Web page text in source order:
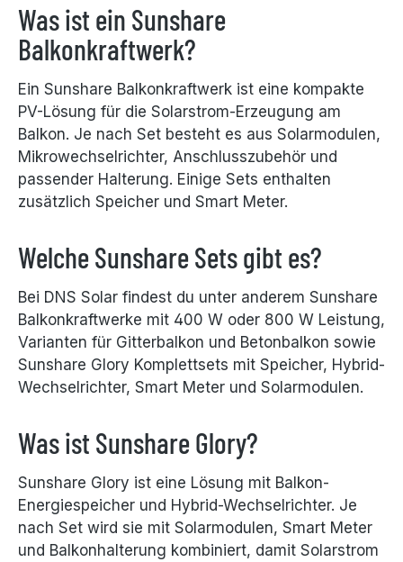
Was ist ein Sunshare
Balkonkraftwerk?
Ein Sunshare Balkonkraftwerk ist eine kompakte
PV-Lösung für die Solarstrom-Erzeugung am
Balkon. Je nach Set besteht es aus Solarmodulen,
Mikrowechselrichter, Anschlusszubehör und
passender Halterung. Einige Sets enthalten
zusätzlich Speicher und Smart Meter.
Welche Sunshare Sets gibt es?
Bei DNS Solar findest du unter anderem Sunshare
Balkonkraftwerke mit 400 W oder 800 W Leistung,
Varianten für Gitterbalkon und Betonbalkon sowie
Sunshare Glory Komplettsets mit Speicher, Hybrid-
Wechselrichter, Smart Meter und Solarmodulen.
Was ist Sunshare Glory?
Sunshare Glory ist eine Lösung mit Balkon-
Energiespeicher und Hybrid-Wechselrichter. Je
nach Set wird sie mit Solarmodulen, Smart Meter
und Balkonhalterung kombiniert, damit Solarstrom